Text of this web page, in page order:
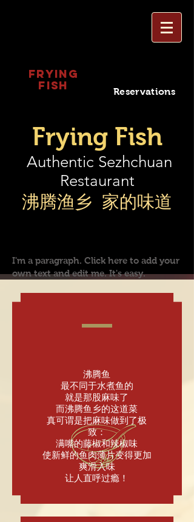
Frying
Fish
Reservations
Frying Fish
Authentic Sezhchuan
Restaurant
​​沸腾渔乡 家的味道
I'm a paragraph. Click here to add your
own text and edit me. It's easy.
沸腾鱼
最不同于水煮鱼的
就是那股麻味了
而沸腾鱼乡的这道菜
真可谓是把麻味做到了极
致：
满嘴的藤椒和辣椒味
使新鲜的鱼肉薄片变得更加
爽滑入味
让人直呼过瘾！